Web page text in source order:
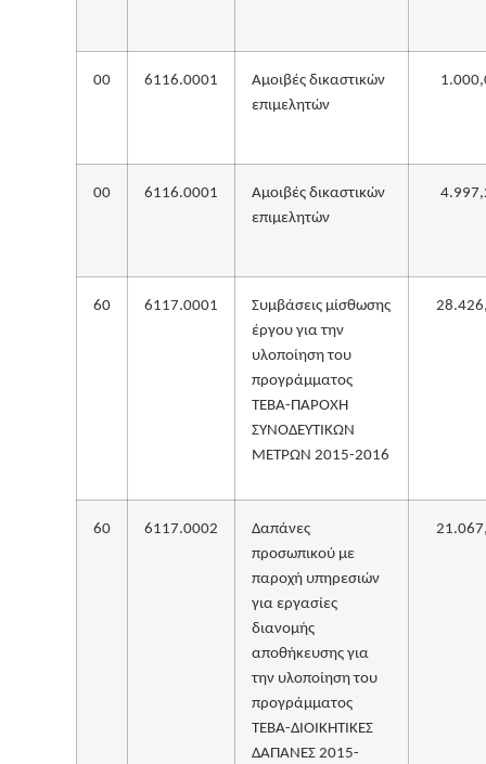
00 6116.0001
Αμοιβές δικαστικών
επιμελητών
00 6116.0001
Αμοιβές δικαστικών
επιμελητών
60 6117.0001
Συμβάσεις μίσθωσης
έργου για την
υλοποίηση του
προγράμματος
ΤΕΒΑ-ΠΑΡΟΧΗ
ΣΥΝΟΔΕΥΤΙΚΩΝ
ΜΕΤΡΩΝ 2015-2016
60 6117.0002
Δαπάνες
προσωπικού με
παροχή υπηρεσιών
για εργασίες
διανομής
αποθήκευσης για
την υλοποίηση του
προγράμματος
ΤΕΒΑ-ΔΙΟΙΚΗΤΙΚΕΣ
ΔΑΠΑΝΕΣ 2015-